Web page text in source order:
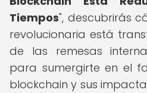
Tiempos", descubrirás
revolucionaria está
de las remesas
para sumergirte en el
blockchain y sus